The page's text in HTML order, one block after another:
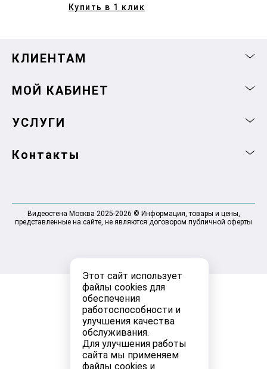
Этот сайт использует
файлы cookies для
обеспечения
работоспособности и
улучшения качества
обслуживания.
Для улучшения работы
сайта мы применяем
файлы cookies и
Купить в 1 клик
КЛИЕНТАМ
МОЙ КАБИНЕТ
УСЛУГИ
Контакты
Видеостена Москва 2025-2026 © Информация, товары и цены,
представленные на сайте, не являются договором публичной оферты